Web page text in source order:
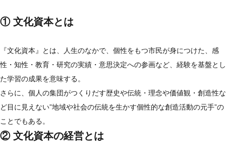
① 文化資本とは
『文化資本』とは、人生のなかで、個性をもつ市民が身につけた、感
性・知性・教育・研究の実績・意思決定への参画など、経験を基盤とし
た学習の成果を意味する。
さらに、個人の集団がつくりだす歴史や伝統・理念や価値観・創造性な
ど目に見えない”地域や社会の伝統を生かす個性的な創造活動の元手”の
ことでもある。
② 文化資本の経営とは